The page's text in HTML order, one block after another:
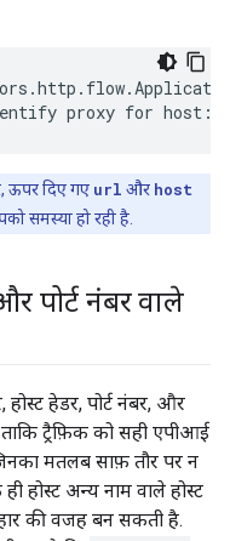
proxy for host:
ऊपर दिए गए url और host
समस्या हो रही है.
पोर्ट नंबर वाले
हेडर, पोर्ट नंबर, और
ट्रैफ़िक को सही एपीआई
मतलब साफ़ तौर पर न
होस्ट अन्य नाम वाले होस्ट
की वजह बन सकती है.